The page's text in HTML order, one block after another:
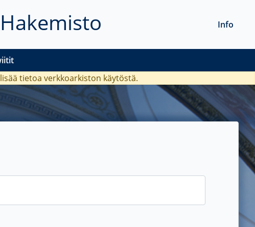
Info
lisää tietoa verkkoarkiston käytöstä.